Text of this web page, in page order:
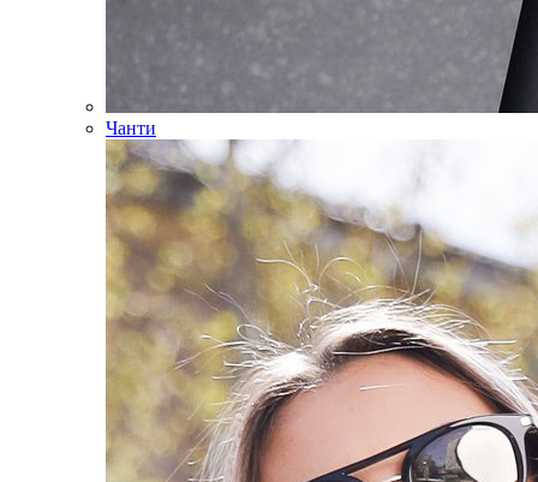
Чанти